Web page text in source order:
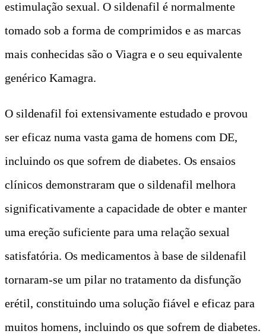
estimulação sexual. O sildenafil é normalmente
tomado sob a forma de comprimidos e as marcas
mais conhecidas são o Viagra e o seu equivalente
genérico Kamagra.
O sildenafil foi extensivamente estudado e provou
ser eficaz numa vasta gama de homens com DE,
incluindo os que sofrem de diabetes. Os ensaios
clínicos demonstraram que o sildenafil melhora
significativamente a capacidade de obter e manter
uma ereção suficiente para uma relação sexual
satisfatória. Os medicamentos à base de sildenafil
tornaram-se um pilar no tratamento da disfunção
erétil, constituindo uma solução fiável e eficaz para
muitos homens, incluindo os que sofrem de diabetes.